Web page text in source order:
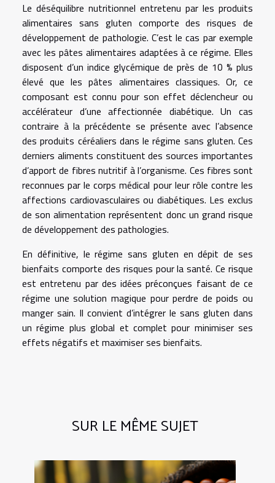
Le déséquilibre nutritionnel entretenu par les produits
alimentaires sans gluten comporte des risques de
développement de pathologie. C’est le cas par exemple
avec les pâtes alimentaires adaptées à ce régime. Elles
disposent d’un indice glycémique de près de 10 % plus
élevé que les pâtes alimentaires classiques. Or, ce
composant est connu pour son effet déclencheur ou
accélérateur d’une affectionnée diabétique. Un cas
contraire à la précédente se présente avec l’absence
des produits céréaliers dans le régime sans gluten. Ces
derniers aliments constituent des sources importantes
d’apport de fibres nutritif à l’organisme. Ces fibres sont
reconnues par le corps médical pour leur rôle contre les
affections cardiovasculaires ou diabétiques. Les exclus
de son alimentation représentent donc un grand risque
de développement des pathologies.
En définitive, le régime sans gluten en dépit de ses
bienfaits comporte des risques pour la santé. Ce risque
est entretenu par des idées préconçues faisant de ce
régime une solution magique pour perdre de poids ou
manger sain. Il convient d’intégrer le sans gluten dans
un régime plus global et complet pour minimiser ses
effets négatifs et maximiser ses bienfaits.
SUR LE MÊME SUJET